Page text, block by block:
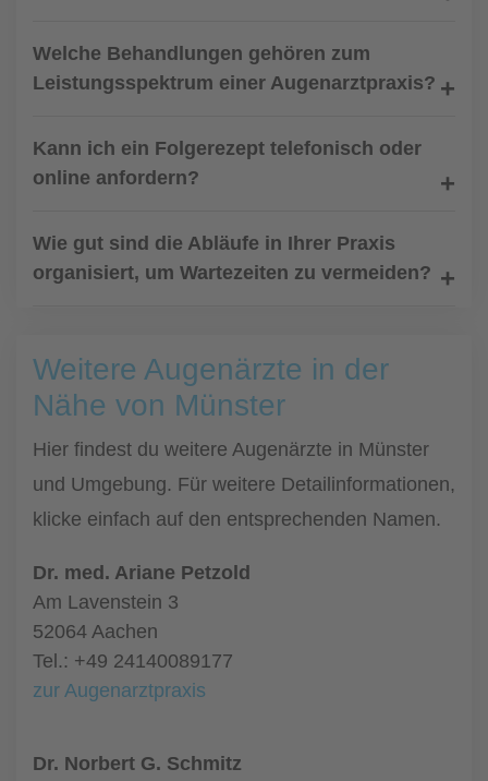
Welche Behandlungen gehören zum
Leistungsspektrum einer Augenarztpraxis?
Kann ich ein Folgerezept telefonisch oder
online anfordern?
Wie gut sind die Abläufe in Ihrer Praxis
organisiert, um Wartezeiten zu vermeiden?
Weitere Augenärzte in der
Nähe von Münster
Hier findest du weitere Augenärzte in Münster
und Umgebung. Für weitere Detailinformationen,
klicke einfach auf den entsprechenden Namen.
Dr. med. Ariane Petzold
Am Lavenstein 3
52064 Aachen
Tel.: +49 24140089177
zur Augenarztpraxis
Dr. Norbert G. Schmitz